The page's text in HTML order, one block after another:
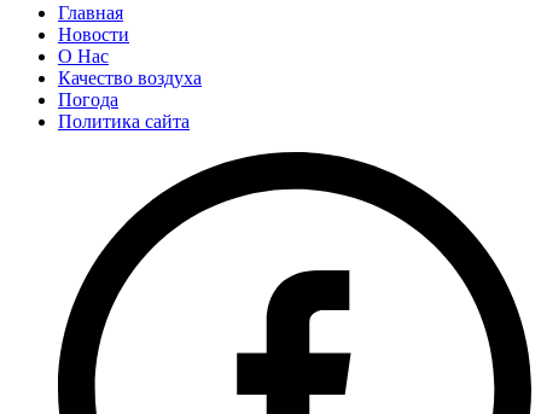
Главная
Новости
О Нас
Качество воздуха
Погода
Политика сайта